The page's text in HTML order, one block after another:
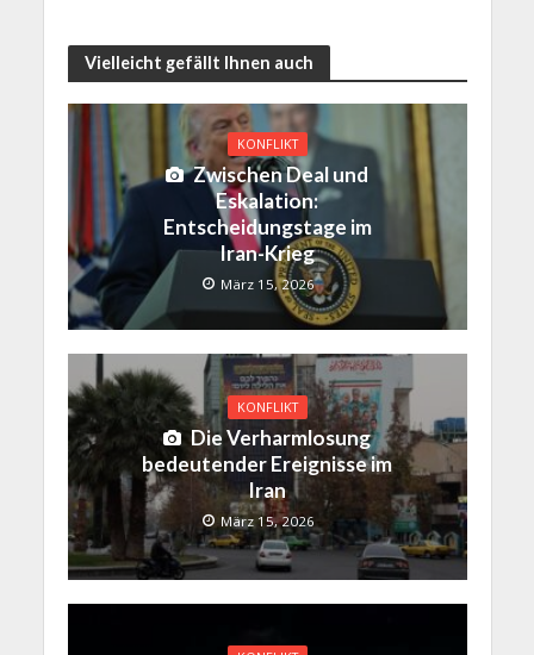
Vielleicht gefällt Ihnen auch
KONFLIKT
Zwischen Deal und
Eskalation:
Entscheidungstage im
Iran-Krieg
März 15, 2026
KONFLIKT
Die Verharmlosung
bedeutender Ereignisse im
Iran
März 15, 2026